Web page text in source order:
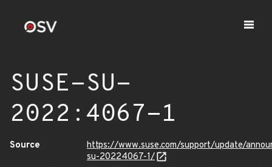
SUSE-SU-
2022:4067-1
Source
https://www.suse.com/support/update/
su-20224067-1/